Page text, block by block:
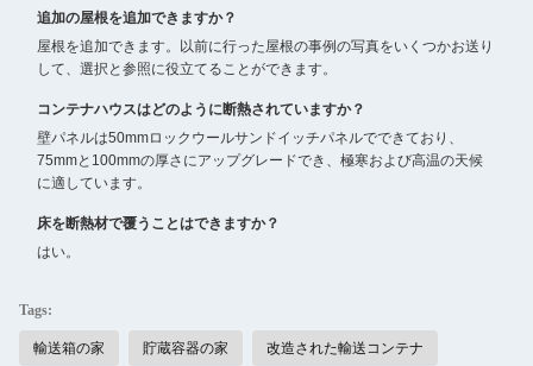
追加の屋根を追加できますか？
屋根を追加できます。以前に行った屋根の事例の写真をいくつかお送り
して、選択と参照に役立てることができます。
コンテナハウスはどのように断熱されていますか？
壁パネルは50mmロックウールサンドイッチパネルでできており、
75mmと100mmの厚さにアップグレードでき、極寒および高温の天候
に適しています。
床を断熱材で覆うことはできますか？
はい。
Tags:
輸送箱の家 貯蔵容器の家 改造された輸送コンテナ